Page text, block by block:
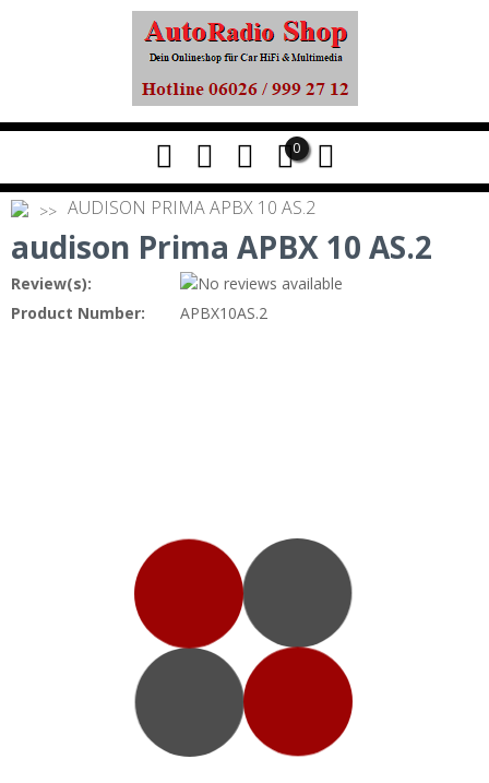
0
AUDISON PRIMA APBX 10 AS.2
audison Prima APBX 10 AS.2
Review(s):
Product Number:
APBX10AS.2